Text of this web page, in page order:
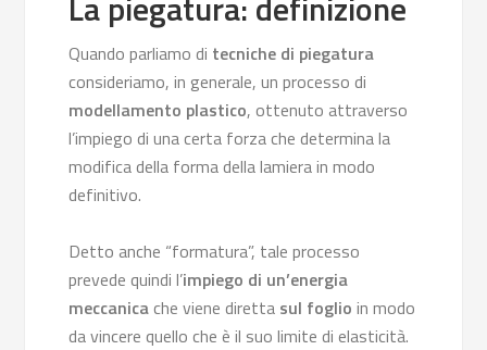
Quando parliamo di tecniche di piegatura
consideriamo, in generale, un processo di
modellamento plastico, ottenuto attraverso
l’impiego di una certa forza che determina la
modifica della forma della lamiera in modo
definitivo.
Detto anche “formatura”, tale processo
prevede quindi l’impiego di un’energia
meccanicache viene diretta sul foglio in modo
da vincere quello che è il suo limite di elasticità.